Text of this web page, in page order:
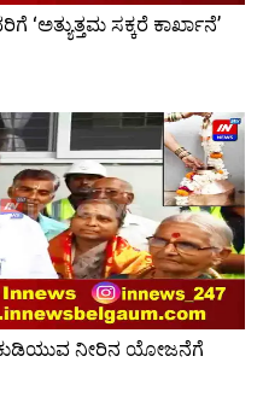
ಸಕ್ಕರೆ ಕಾರ್ಖಾನೆ’
ನೀರಿನ ಯೋಜನೆಗೆ